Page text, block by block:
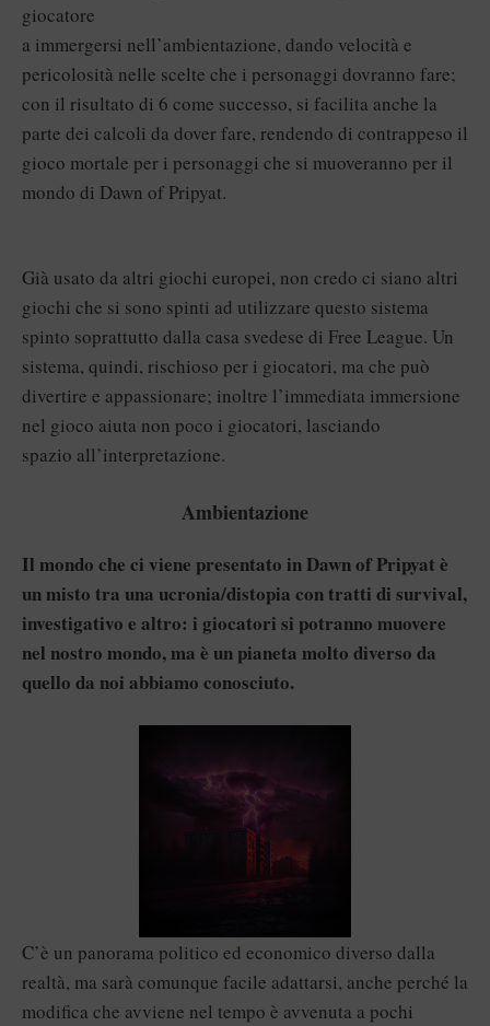
giocatore
a immergersi nell’ambientazione, dando velocità e
pericolosità nelle scelte che i personaggi dovranno fare;
con il risultato di 6 come successo, si facilita anche la
parte dei calcoli da dover fare, rendendo di contrappeso il
gioco mortale per i personaggi che si muoveranno per il
mondo di Dawn of Pripyat.
Già usato da altri giochi europei, non credo ci siano altri
giochi che si sono spinti ad utilizzare questo sistema
spinto soprattutto dalla casa svedese di Free League. Un
sistema, quindi, rischioso per i giocatori, ma che può
divertire e appassionare; inoltre l’immediata immersione
nel gioco aiuta non poco i giocatori, lasciando
spazio all’interpretazione.
Ambientazione
Il mondo che ci viene presentato in Dawn of Pripyat è
un misto tra una ucronia/distopia con tratti di survival,
investigativo e altro: i giocatori si potranno muovere
nel nostro mondo, ma è un pianeta molto diverso da
quello da noi abbiamo conosciuto.
C’è un panorama politico ed economico diverso dalla
realtà, ma sarà comunque facile adattarsi, anche perché la
modifica che avviene nel tempo è avvenuta a pochi